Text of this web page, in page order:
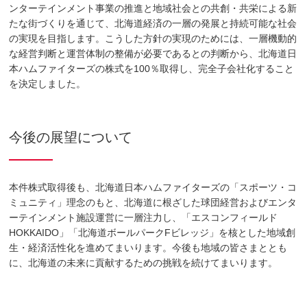
ンターテインメント事業の推進と地域社会との共創・共栄による新
たな街づくりを通じて、北海道経済の一層の発展と持続可能な社会
の実現を目指します。こうした方針の実現のためには、一層機動的
な経営判断と運営体制の整備が必要であるとの判断から、北海道日
本ハムファイターズの株式を100％取得し、完全子会社化すること
を決定しました。
今後の展望について
本件株式取得後も、北海道日本ハムファイターズの「スポーツ・コ
ミュニティ」理念のもと、北海道に根ざした球団経営およびエンタ
ーテインメント施設運営に一層注力し、「エスコンフィールド
HOKKAIDO」「北海道ボールパークFビレッジ」を核とした地域創
生・経済活性化を進めてまいります。今後も地域の皆さまととも
に、北海道の未来に貢献するための挑戦を続けてまいります。